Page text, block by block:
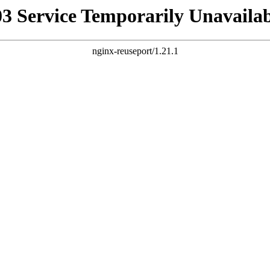
Service Temporarily
nginx-reuseport/1.21.1